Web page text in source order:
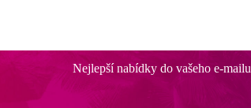
Nejlepší nabídky do vašeho e-mailu